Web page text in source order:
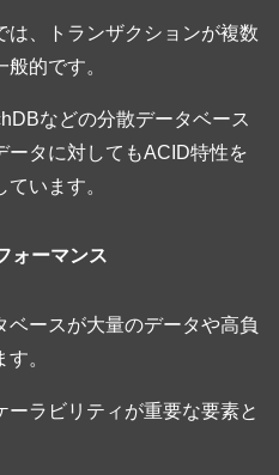
、トランザクションが複数
的です。
などの分散データベース
ータに対してもACID特性を
います。
ォーマンス
ベースが大量のデータや高負
。
ラビリティが重要な要素と